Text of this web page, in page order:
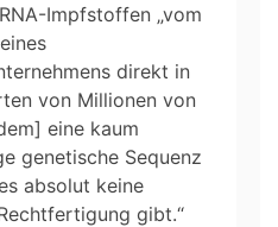
Impfstoffen „vom
direkt in
von Millionen von
eine kaum
genetische Sequenz
absolut keine
gibt.“